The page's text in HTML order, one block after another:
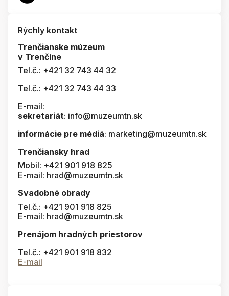
Rýchly kontakt
Trenčianske múzeum
v Trenčíne
Tel.č.: +421 32 743 44 32
Tel.č.: +421 32 743 44 33
E-mail:
sekretariát: info@muzeumtn.sk
informácie pre médiá: marketing@muzeumtn.sk
Trenčiansky hrad
Mobil: +421 901 918 825
E-mail: hrad@muzeumtn.sk
Svadobné obrady
Tel.č.: +421 901 918 825
E-mail: hrad@muzeumtn.sk
Prenájom hradných priestorov
Tel.č.: +421 901 918 832
E-mail